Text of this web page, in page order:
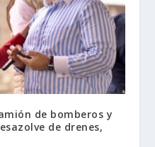
de bomberos y
de drenes,